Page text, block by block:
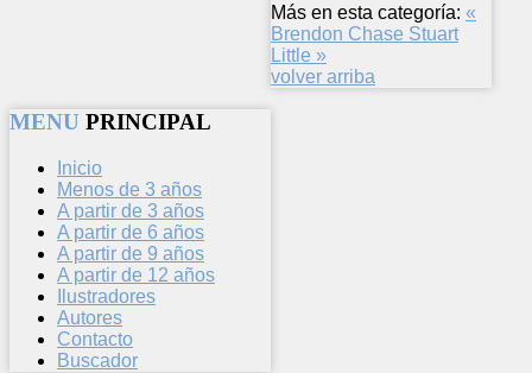
Más en esta categoría: «
Brendon Chase Stuart
Little »
volver arriba
MENU PRINCIPAL
Inicio
Menos de 3 años
A partir de 3 años
A partir de 6 años
A partir de 9 años
A partir de 12 años
Ilustradores
Autores
Contacto
Buscador